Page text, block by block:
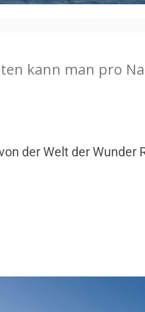
kann man pro
der Welt der Wunder